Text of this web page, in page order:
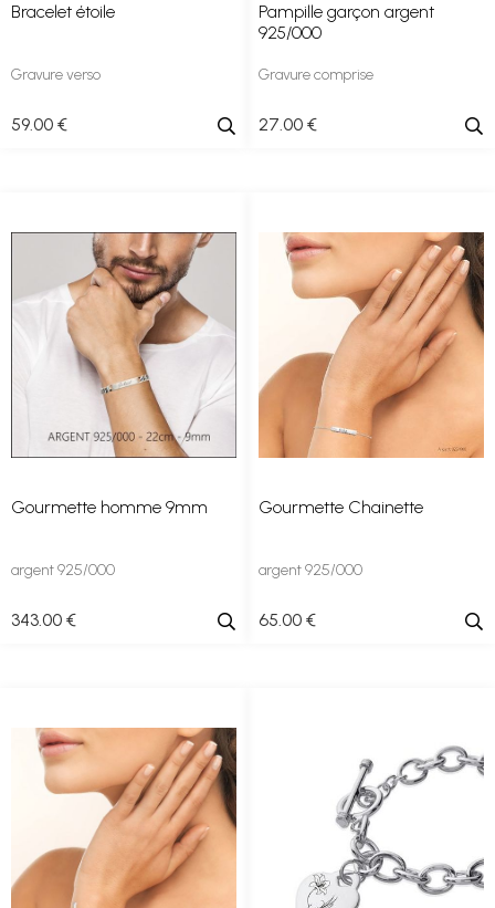
Bracelet étoile
Gravure verso
59.00 €
Pampille garçon argent
925/000
Gravure comprise
27.00 €
Gourmette homme 9mm
argent 925/000
343.00 €
Gourmette Chainette
argent 925/000
65.00 €